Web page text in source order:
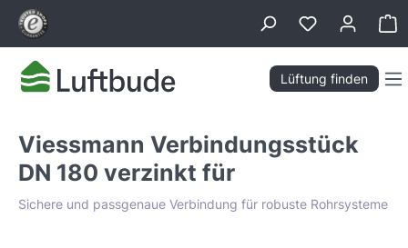
springen
Lüftung finden
Viessmann Verbindungsstück
DN 180 verzinkt für
Sichere und passgenaue Verbindung für robuste Rohrsysteme